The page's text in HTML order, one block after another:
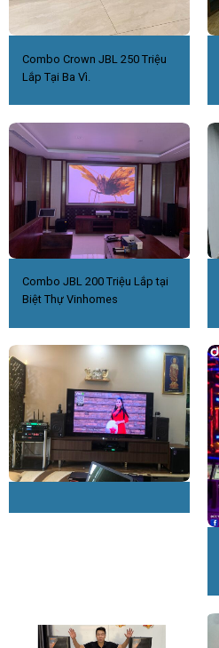
Combo Crown JBL 250 Triệu
Lắp Tại Ba Vì.
Combo JBL 200 Triệu Lắp tại
Biệt Thự Vinhomes